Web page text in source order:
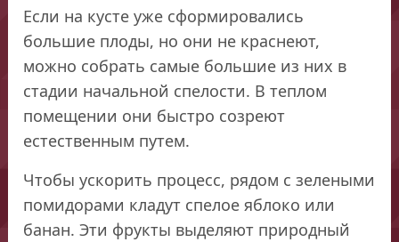
Если на кусте уже сформировались
большие плоды, но они не краснеют,
можно собрать самые большие из них в
стадии начальной спелости. В теплом
помещении они быстро созреют
естественным путем.
Чтобы ускорить процесс, рядом с зелеными
помидорами кладут спелое яблоко или
банан. Эти фрукты выделяют природный